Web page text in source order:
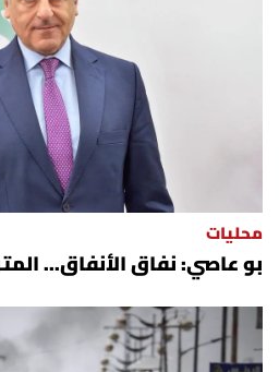
محليات
بو عاصي: نفاق الأنفاق...